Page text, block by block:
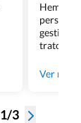
Hemos
gestión
trato
gente
Ver
1/3